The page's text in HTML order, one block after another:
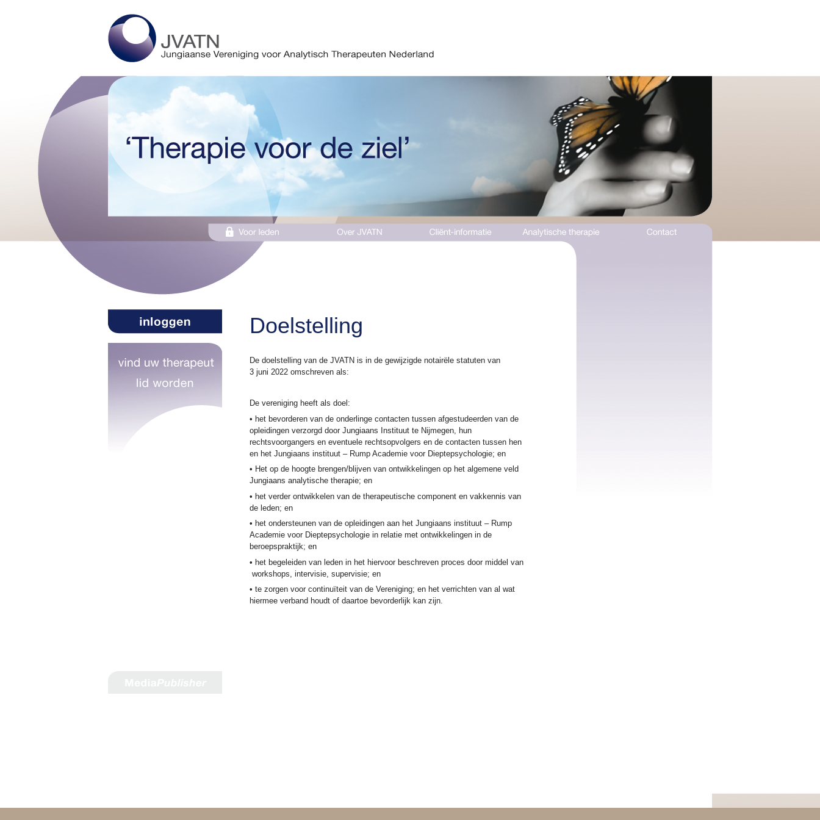
Doelstelling
De doelstelling van de JVATN is in de gewijzigde notairële statuten van
3 juni 2022 omschreven als:
De vereniging heeft als doel:
• het bevorderen van de onderlinge contacten tussen afgestudeerden van de
opleidingen verzorgd door Jungiaans Instituut te Nijmegen, hun
rechtsvoorgangers en eventuele rechtsopvolgers en de contacten tussen hen
en het Jungiaans instituut – Rump Academie voor Dieptepsychologie; en
• Het op de hoogte brengen/blijven van ontwikkelingen op het algemene veld
Jungiaans analytische therapie; en
• het verder ontwikkelen van de therapeutische component en vakkennis van
de leden; en
• het ondersteunen van de opleidingen aan het Jungiaans instituut – Rump
Academie voor Dieptepsychologie in relatie met ontwikkelingen in de
beroepspraktijk; en
• het begeleiden van leden in het hiervoor beschreven proces door middel van
workshops, intervisie, supervisie; en
• te zorgen voor continuïteit van de Vereniging; en het verrichten van al wat
hiermee verband houdt of daartoe bevorderlijk kan zijn.